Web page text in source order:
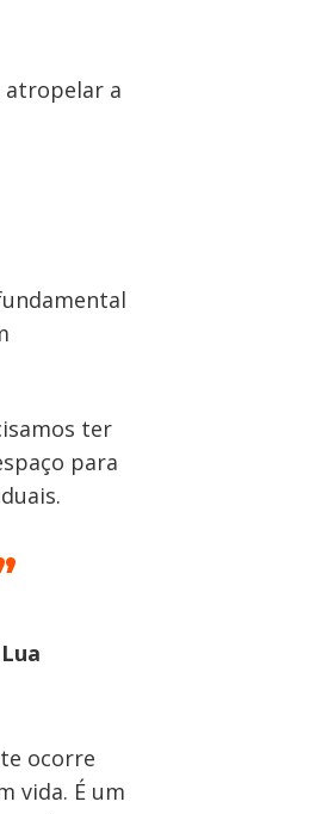
atropelar a
ter
para
Lua
ocorre
vida. É um